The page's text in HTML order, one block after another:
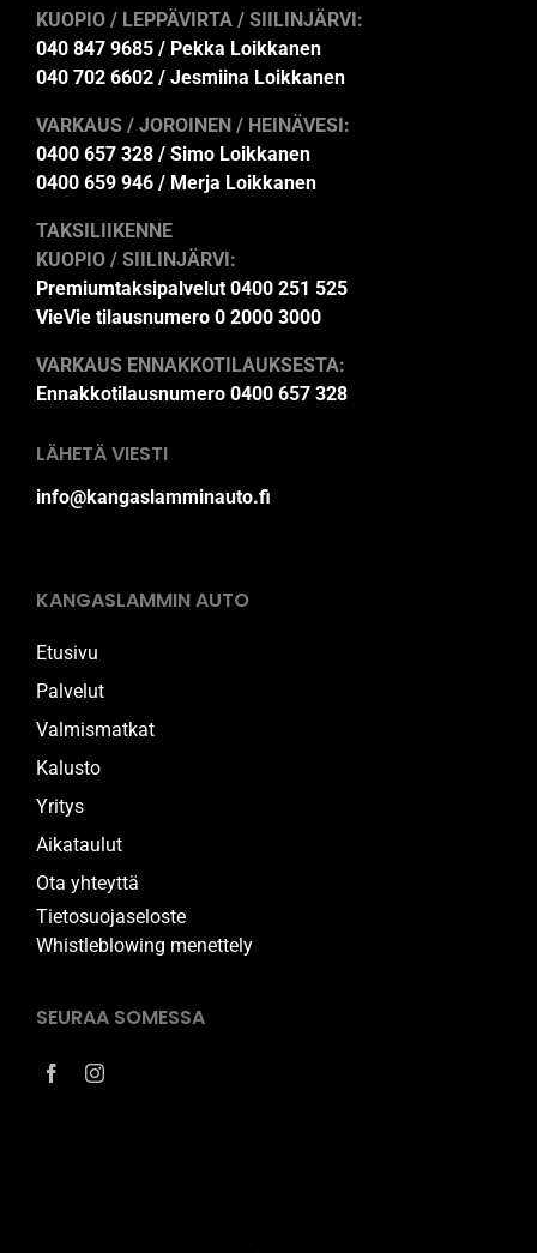
KUOPIO / LEPPÄVIRTA / SIILINJÄRVI:
040 847 9685 / Pekka Loikkanen
040 702 6602 / Jesmiina Loikkanen
VARKAUS / JOROINEN / HEINÄVESI:
0400 657 328 / Simo Loikkanen
0400 659 946 / Merja Loikkanen
TAKSILIIKENNE
KUOPIO / SIILINJÄRVI:
Premiumtaksipalvelut 0400 251 525
VieVie tilausnumero 0 2000 3000
VARKAUS ENNAKKOTILAUKSESTA:
Ennakkotilausnumero 0400 657 328
LÄHETÄ VIESTI
info@kangaslamminauto.fi
KANGASLAMMIN AUTO
Etusivu
Palvelut
Valmismatkat
Kalusto
Yritys
Aikataulut
Ota yhteyttä
Tietosuojaseloste
Whistleblowing menettely
SEURAA SOMESSA